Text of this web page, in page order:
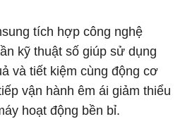
tích hợp công nghệ
kỹ thuật số giúp sử dụng
và tiết kiệm cùng động cơ
vận hành êm ái giảm thiểu
hoạt động bền bỉ.